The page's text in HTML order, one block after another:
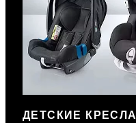
ДЕТСКИЕ КРЕСЛА